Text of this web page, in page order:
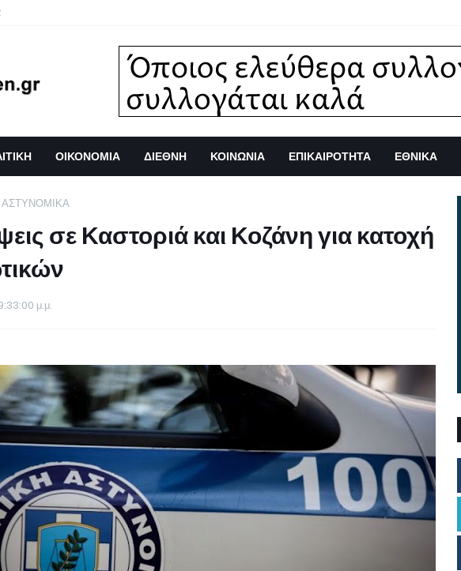
ΟΙΚΟΝΟΜΙΑ ΔΙΕΘΝΗ ΚΟΙΝΩΝΙΑ ΕΠΙΚΑΙΡΟΤΗΤΑ ΕΘΝΙΚΑ
ΑΣΤΥΝΟΜΙΚΑ
σε Καστοριά και Κοζάνη για κατοχή
μ.μ.